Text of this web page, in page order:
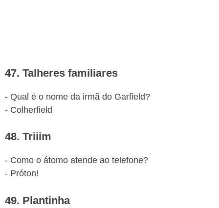
47. Talheres familiares
- Qual é o nome da irmã do Garfield?
- Colherfield
48. Triiim
- Como o átomo atende ao telefone?
- Próton!
49. Plantinha